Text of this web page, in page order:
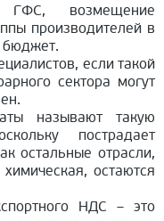
ГФС, возмещение
производителей в
бюджет.
если такой
сектора могут
называют такую
пострадает
остальные отрасли,
остаются
НДС – это